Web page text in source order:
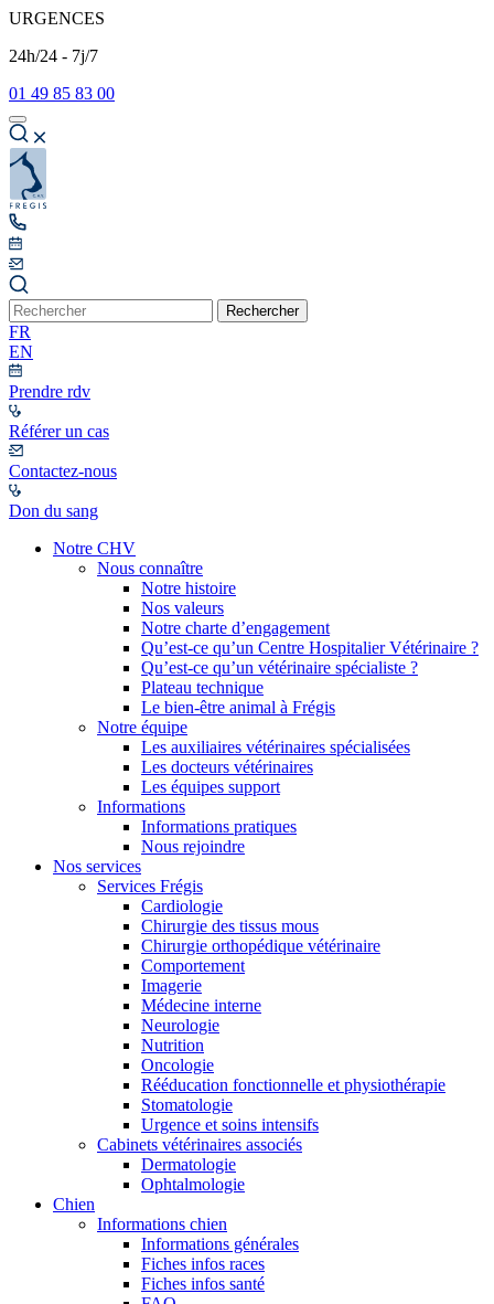
URGENCES
24h/24 - 7j/7
01 49 85 83 00
Rechercher
FR
EN
Prendre rdv
Référer un cas
Contactez-nous
Don du sang
Notre CHV
Nous connaître
Notre histoire
Nos valeurs
Notre charte d’engagement
Qu’est-ce qu’un Centre Hospitalier Vétérinaire ?
Qu’est-ce qu’un vétérinaire spécialiste ?
Plateau technique
Le bien-être animal à Frégis
Notre équipe
Les auxiliaires vétérinaires spécialisées
Les docteurs vétérinaires
Les équipes support
Informations
Informations pratiques
Nous rejoindre
Nos services
Services Frégis
Cardiologie
Chirurgie des tissus mous
Chirurgie orthopédique vétérinaire
Comportement
Imagerie
Médecine interne
Neurologie
Nutrition
Oncologie
Rééducation fonctionnelle et physiothérapie
Stomatologie
Urgence et soins intensifs
Cabinets vétérinaires associés
Dermatologie
Ophtalmologie
Chien
Informations chien
Informations générales
Fiches infos races
Fiches infos santé